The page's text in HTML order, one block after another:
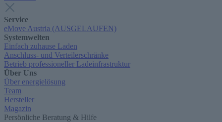
Service
eMove Austria (AUSGELAUFEN)
Systemwelten
Einfach zuhause Laden
Anschluss- und Verteilerschränke
Betrieb professioneller Ladeinfrastruktur
Über Uns
Über energielösung
Team
Hersteller
Magazin
Persönliche Beratung & Hilfe